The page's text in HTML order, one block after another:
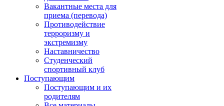
Вакантные места для
приема (перевода)
Противодействие
терроризму и
экстремизму
Наставничество
Студенческий
спортивный клуб
Поступающим
Поступающим и их
родителям